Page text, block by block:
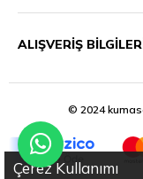
ALIŞVERİŞ
© 2024
Çerez Kullanımı